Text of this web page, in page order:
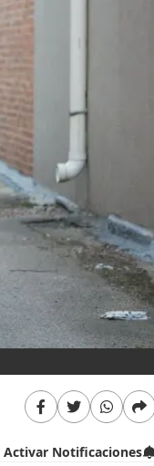
Activar Notificaciones